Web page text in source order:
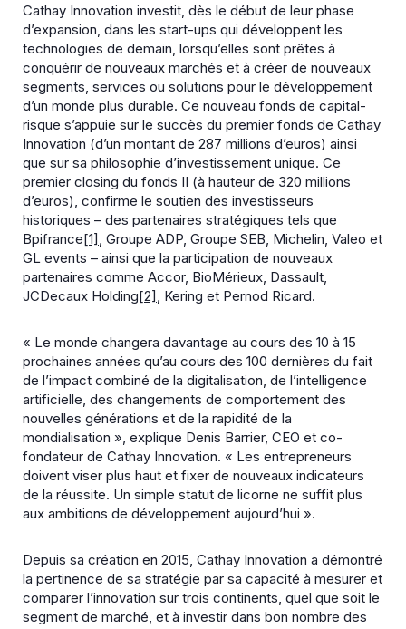
Cathay Innovation investit, dès le début de leur phase
d’expansion, dans les start-ups qui développent les
technologies de demain, lorsqu’elles sont prêtes à
conquérir de nouveaux marchés et à créer de nouveaux
segments, services ou solutions pour le développement
d’un monde plus durable. Ce nouveau fonds de capital-
risque s’appuie sur le succès du premier fonds de Cathay
Innovation (d’un montant de 287 millions d’euros) ainsi
que sur sa philosophie d’investissement unique. Ce
premier closing du fonds II (à hauteur de 320 millions
d’euros), confirme le soutien des investisseurs
historiques – des partenaires stratégiques tels que
Bpifrance[1], Groupe ADP, Groupe SEB, Michelin, Valeo et
GL events – ainsi que la participation de nouveaux
partenaires comme Accor, BioMérieux, Dassault,
JCDecaux Holding[2], Kering et Pernod Ricard.
« Le monde changera davantage au cours des 10 à 15
prochaines années qu’au cours des 100 dernières du fait
de l’impact combiné de la digitalisation, de l’intelligence
artificielle, des changements de comportement des
nouvelles générations et de la rapidité de la
mondialisation », explique Denis Barrier, CEO et co-
fondateur de Cathay Innovation. « Les entrepreneurs
doivent viser plus haut et fixer de nouveaux indicateurs
de la réussite. Un simple statut de licorne ne suffit plus
aux ambitions de développement aujourd’hui ».
Depuis sa création en 2015, Cathay Innovation a démontré
la pertinence de sa stratégie par sa capacité à mesurer et
comparer l’innovation sur trois continents, quel que soit le
segment de marché, et à investir dans bon nombre des